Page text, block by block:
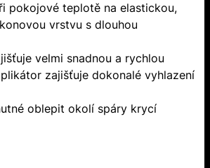
pokojové teplotě na elastickou,
vrstvu s dlouhou
velmi snadnou a rychlou
zajišťuje dokonalé vyhlazení
oblepit okolí spáry krycí